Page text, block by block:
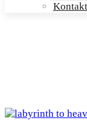
Kontakt